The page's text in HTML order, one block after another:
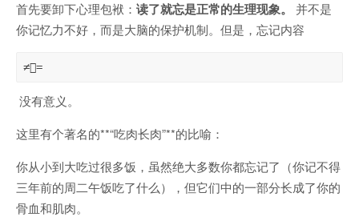
首先要卸下心理包袱： 读了就忘是正常的生理现象。
并不是
你记忆力不好，而是大脑的保护机制。但是，忘记内容
≠=
没有意义。
这里有个著名的**“吃肉长肉”**的比喻：
你从小到大吃过很多饭，虽然绝大多数你都忘记了（你记不得
三年前的周二午饭吃了什么），但它们中的一部分长成了你的
骨血和肌肉。